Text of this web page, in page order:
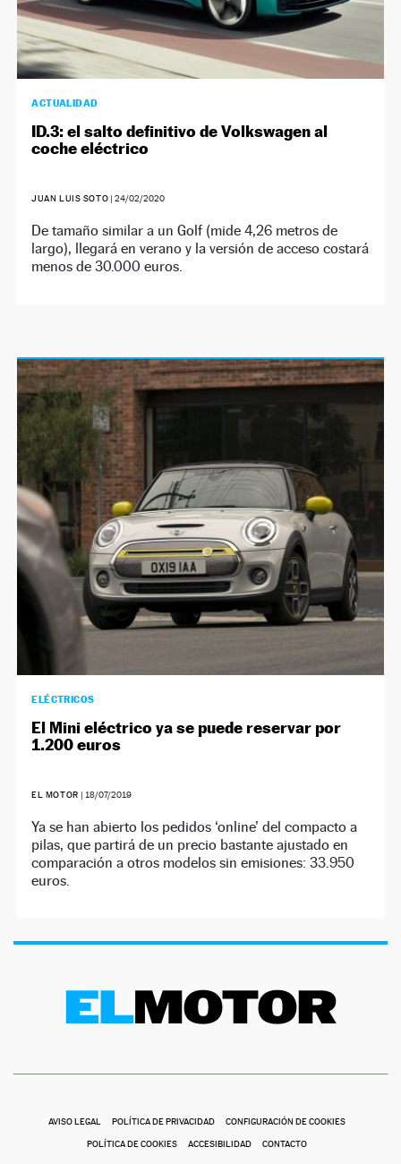
ACTUALIDAD
ID.3: el salto definitivo de Volkswagen al
coche eléctrico
JUAN LUIS SOTO |24/02/2020
De tamaño similar a un Golf (mide 4,26 metros de
largo), llegará en verano y la versión de acceso costará
menos de 30.000 euros.
ELÉCTRICOS
El Mini eléctrico ya se puede reservar por
1.200 euros
EL MOTOR | 18/07/2019
Ya se han abierto los pedidos ‘online’ del compacto a
pilas, que partirá de un precio bastante ajustado en
comparación a otros modelos sin emisiones: 33.950
euros.
AVISO LEGAL POLÍTICA DE PRIVACIDAD CONFIGURACIÓN DE COOKIES
POLÍTICA DE COOKIES ACCESIBILIDAD CONTACTO